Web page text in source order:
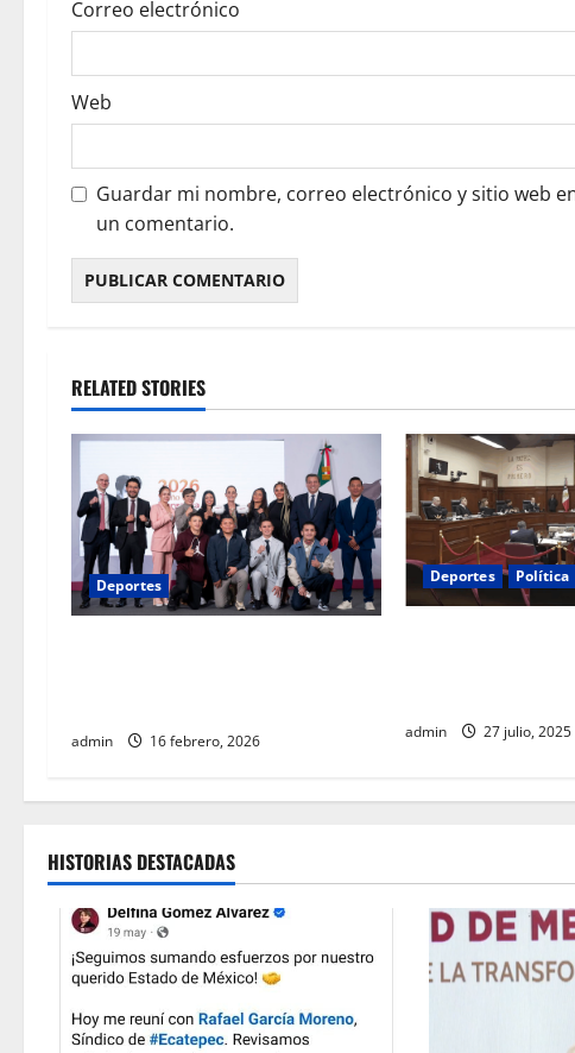
Correo electrónico
Web
Guardar mi nombre, correo electrónico y sitio web
un comentario.
RELATED STORIES
Deportes
admin 16 febrero, 2026
Deportes Política
admin 27 julio, 2025
HISTORIAS DESTACADAS